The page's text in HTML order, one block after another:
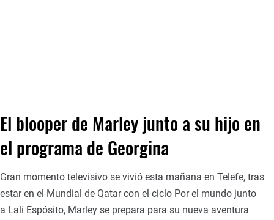
El blooper de Marley junto a su hijo en
el programa de Georgina
Gran momento televisivo se vivió esta mañana en Telefe, tras
estar en el Mundial de Qatar con el ciclo Por el mundo junto
a Lali Espósito, Marley se prepara para su nueva aventura